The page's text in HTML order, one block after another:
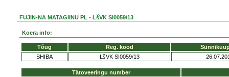
FUJIN-NA MATAGIINU PL - LšVK SI0059/13
Koera info:
Tõug Reg. kood
SHIBA
LšVK SI0059/13
Tätoveeringu number